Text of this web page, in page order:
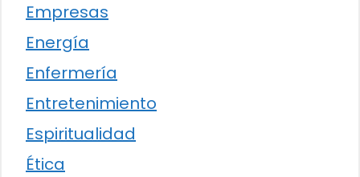
Empresas
Energía
Enfermería
Entretenimiento
Espiritualidad
Ética